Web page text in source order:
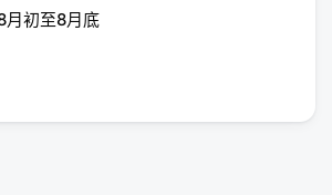
初至8月底